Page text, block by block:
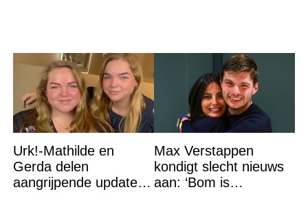
Urk!-Mathilde en
Gerda delen
aangrijpende update
Max Verstappen
kondigt slecht nieuws
aan: ‘Bom is